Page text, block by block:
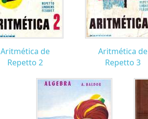
Aritmética de
Repetto 2
Aritmética de
Repetto 3